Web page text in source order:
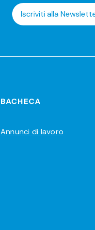
Iscriviti alla
BACHECA
Annunci di lavoro